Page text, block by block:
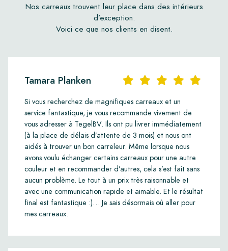
Nos carreaux trouvent leur place dans des intérieurs
d’exception.
Voici ce que nos clients en disent.
Tamara Planken
Si vous recherchez de magnifiques carreaux et un
service fantastique, je vous recommande vivement de
vous adresser à TegelBV. Ils ont pu livrer immédiatement
(à la place de délais d’attente de 3 mois) et nous ont
aidés à trouver un bon carreleur. Même lorsque nous
avons voulu échanger certains carreaux pour une autre
couleur et en recommander d’autres, cela s’est fait sans
aucun problème. Le tout à un prix très raisonnable et
avec une communication rapide et aimable. Et le résultat
final est fantastique :)… Je sais désormais où aller pour
mes carreaux.